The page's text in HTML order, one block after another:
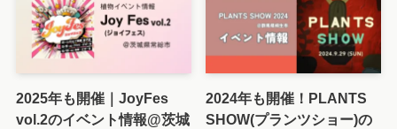
2025年も開催｜JoyFes
vol.2のイベント情報@茨城
2024年も開催！PLANTS
SHOW(プランツショー)の